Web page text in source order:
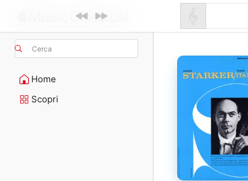
Cerca
Home
Scopri